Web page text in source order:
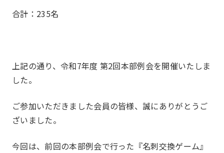
合計：235名
上記の通り、令和7年度 第2回本部例会を開催いたしま
した。
ご参加いただきました会員の皆様、誠にありがとうご
ざいました。
今回は、前回の本部例会で行った『名刺交換ゲーム』